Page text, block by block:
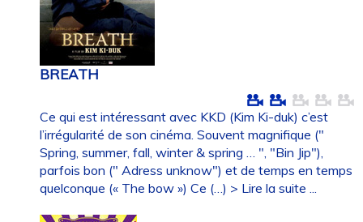
BREATH
Ce qui est intéressant avec KKD (Kim Ki-duk) c’est
l’irrégularité de son cinéma. Souvent magnifique ("
Spring, summer, fall, winter & spring … ", "Bin Jip"),
parfois bon (" Adress unknow") et de temps en temps
quelconque (« The bow ») Ce (…) > Lire la suite ...